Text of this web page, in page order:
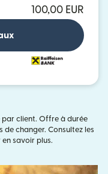
100,00 EUR
par client. Offre à durée
de changer. Consultez les
dans une nouvelle fenêtre)
en savoir plus.